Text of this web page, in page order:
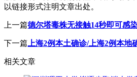
以链接形式注明文章出处。
上一篇德尔塔毒株无接触14秒即可感
下一篇 上海2例本土确诊/上海2例本地
相关文章